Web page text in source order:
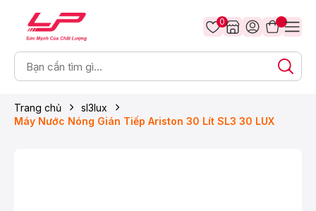
0
Trang chủ
sl3lux
Máy Nước Nóng Gián Tiếp Ariston 30 Lít SL3 30 LUX